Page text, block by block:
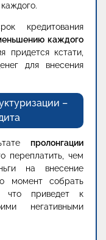
кредитования
каждого
придется кстати,
для внесения
–
пролонгации
переплатить, чем
на внесение
момент собрать
что приведет к
негативными